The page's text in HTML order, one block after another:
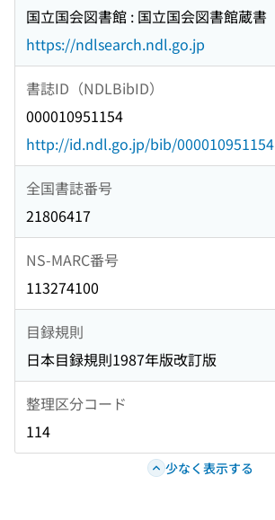
国立国会図書館 : 国立国会図書館蔵書
https://ndlsearch.ndl.go.jp
書誌ID（NDLBibID）
000010951154
http://id.ndl.go.jp/bib/000010951154
全国書誌番号
21806417
NS-MARC番号
113274100
目録規則
日本目録規則1987年版改訂版
整理区分コード
114
少なく表示する